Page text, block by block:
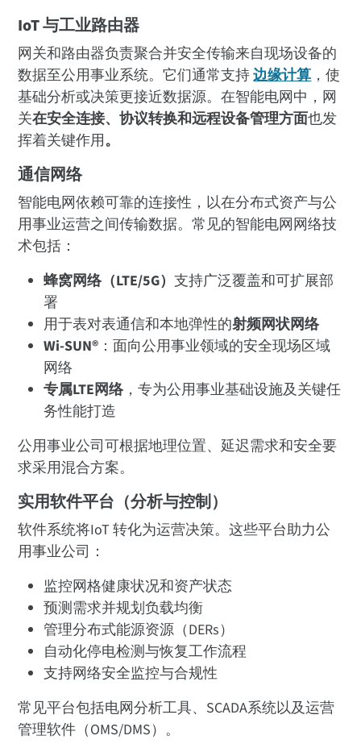
IoT 与工业路由器
网关和路由器负责聚合并安全传输来自现场设备的
数据至公用事业系统。它们通常支持边缘计算，使
基础分析或决策更接近数据源。在智能电网中，网
关在安全连接、协议转换和远程设备管理方面也发
挥着关键作用。
通信网络
智能电网依赖可靠的连接性，以在分布式资产与公
用事业运营之间传输数据。常见的智能电网网络技
术包括：
蜂窝网络（LTE/5G）支持广泛覆盖和可扩展部
署
用于表对表通信和本地弹性的射频网状网络
Wi-SUN® ：面向公用事业领域的安全现场区域
网络
专属LTE网络，专为公用事业基础设施及关键任
务性能打造
公用事业公司可根据地理位置、延迟需求和安全要
求采用混合方案。
实用软件平台（分析与控制）
软件系统将IoT 转化为运营决策。这些平台助力公
用事业公司：
监控网格健康状况和资产状态
预测需求并规划负载均衡
管理分布式能源资源（DERs）
自动化停电检测与恢复工作流程
支持网络安全监控与合规性
常见平台包括电网分析工具、SCADA系统以及运营
管理软件（OMS/DMS）。